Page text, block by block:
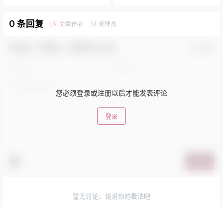
0 条回复 A 文章作者 M 管理员
您必须登录或注册以后才能发表评论
登录
暂无讨论，说说你的看法吧